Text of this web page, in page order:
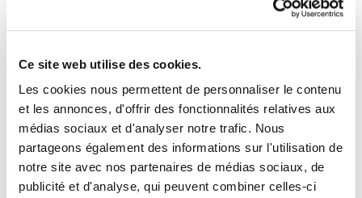
Ce site web utilise des cookies.
Les cookies nous permettent de personnaliser le contenu
et les annonces, d'offrir des fonctionnalités relatives aux
médias sociaux et d'analyser notre trafic. Nous
partageons également des informations sur l'utilisation de
notre site avec nos partenaires de médias sociaux, de
publicité et d'analyse, qui peuvent combiner celles-ci
Notre équipe de spécialistes est à votre
technique approfondie. Que ce soit pour des
conseils sur les dernières tendances en
matière de design, des spécifications
techniques ou des solutions personnalisées
pour des projets spécifiques, nous sommes là
pour vous accompagner.